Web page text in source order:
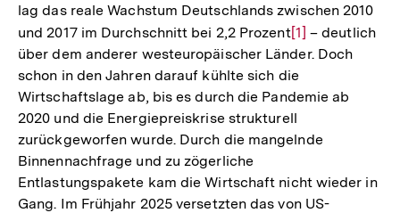
lag das reale Wachstum Deutschlands zwischen 2010
und 2017 im Durchschnitt bei 2,2 ProzentZur
Auflösung
der
Fußnote
[1] – deutlich
über dem anderer westeuropäischer Länder. Doch
schon in den Jahren darauf kühlte sich die
Wirtschaftslage ab, bis es durch die Pandemie ab
2020 und die Energiepreiskrise strukturell
zurückgeworfen wurde. Durch die mangelnde
Binnennachfrage und zu zögerliche
Entlastungspakete kam die Wirtschaft nicht wieder in
Gang. Im Frühjahr 2025 versetzten das von US-